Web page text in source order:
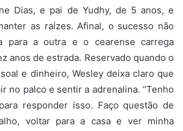
Dias, e pai de Yudhy, de 5 anos, e
as raízes. Afinal, o sucesso não
para a outra e o cearense carrega
anos de estrada. Reservado quando o
e dinheiro, Wesley deixa claro que
no palco e sentir a adrenalina. “Tenho
responder isso. Faço questão de
voltar para a casa e ver minha